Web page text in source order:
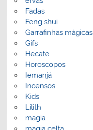
Fadas
Feng shui
Garrafinhas mágicas
Gifs
Hecate
Horoscopos
Iemanjá
Incensos
Kids
Lilith
magia